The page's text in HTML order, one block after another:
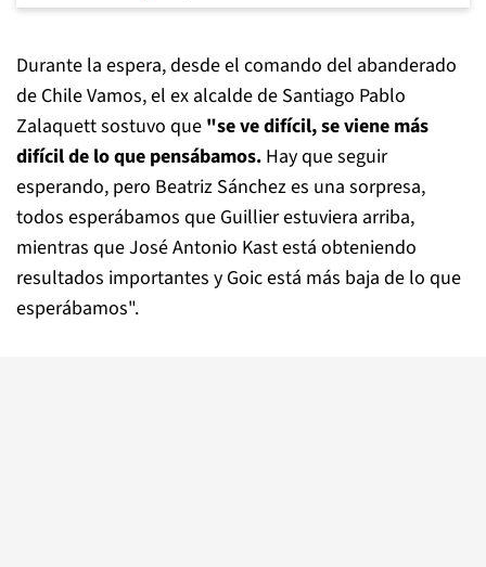
Durante la espera, desde el comando del abanderado
de Chile Vamos, el ex alcalde de Santiago Pablo
Zalaquett sostuvo que "se ve difícil, se viene más
difícil de lo que pensábamos. Hay que seguir
esperando, pero Beatriz Sánchez es una sorpresa,
todos esperábamos que Guillier estuviera arriba,
mientras que José Antonio Kast está obteniendo
resultados importantes y Goic está más baja de lo que
esperábamos".